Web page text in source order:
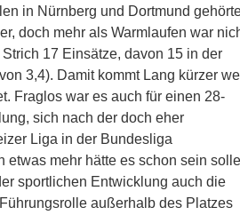
in Nürnberg und Dortmund
doch mehr als Warmlaufen war
17 Einsätze, davon 15 in der
3,4). Damit kommt Lang kürzer
Fraglos war es auch für einen 28-
sich nach der doch eher
Liga in der Bundesliga
etwas mehr hätte es schon sein
sportlichen Entwicklung auch die
außerhalb des Platzes